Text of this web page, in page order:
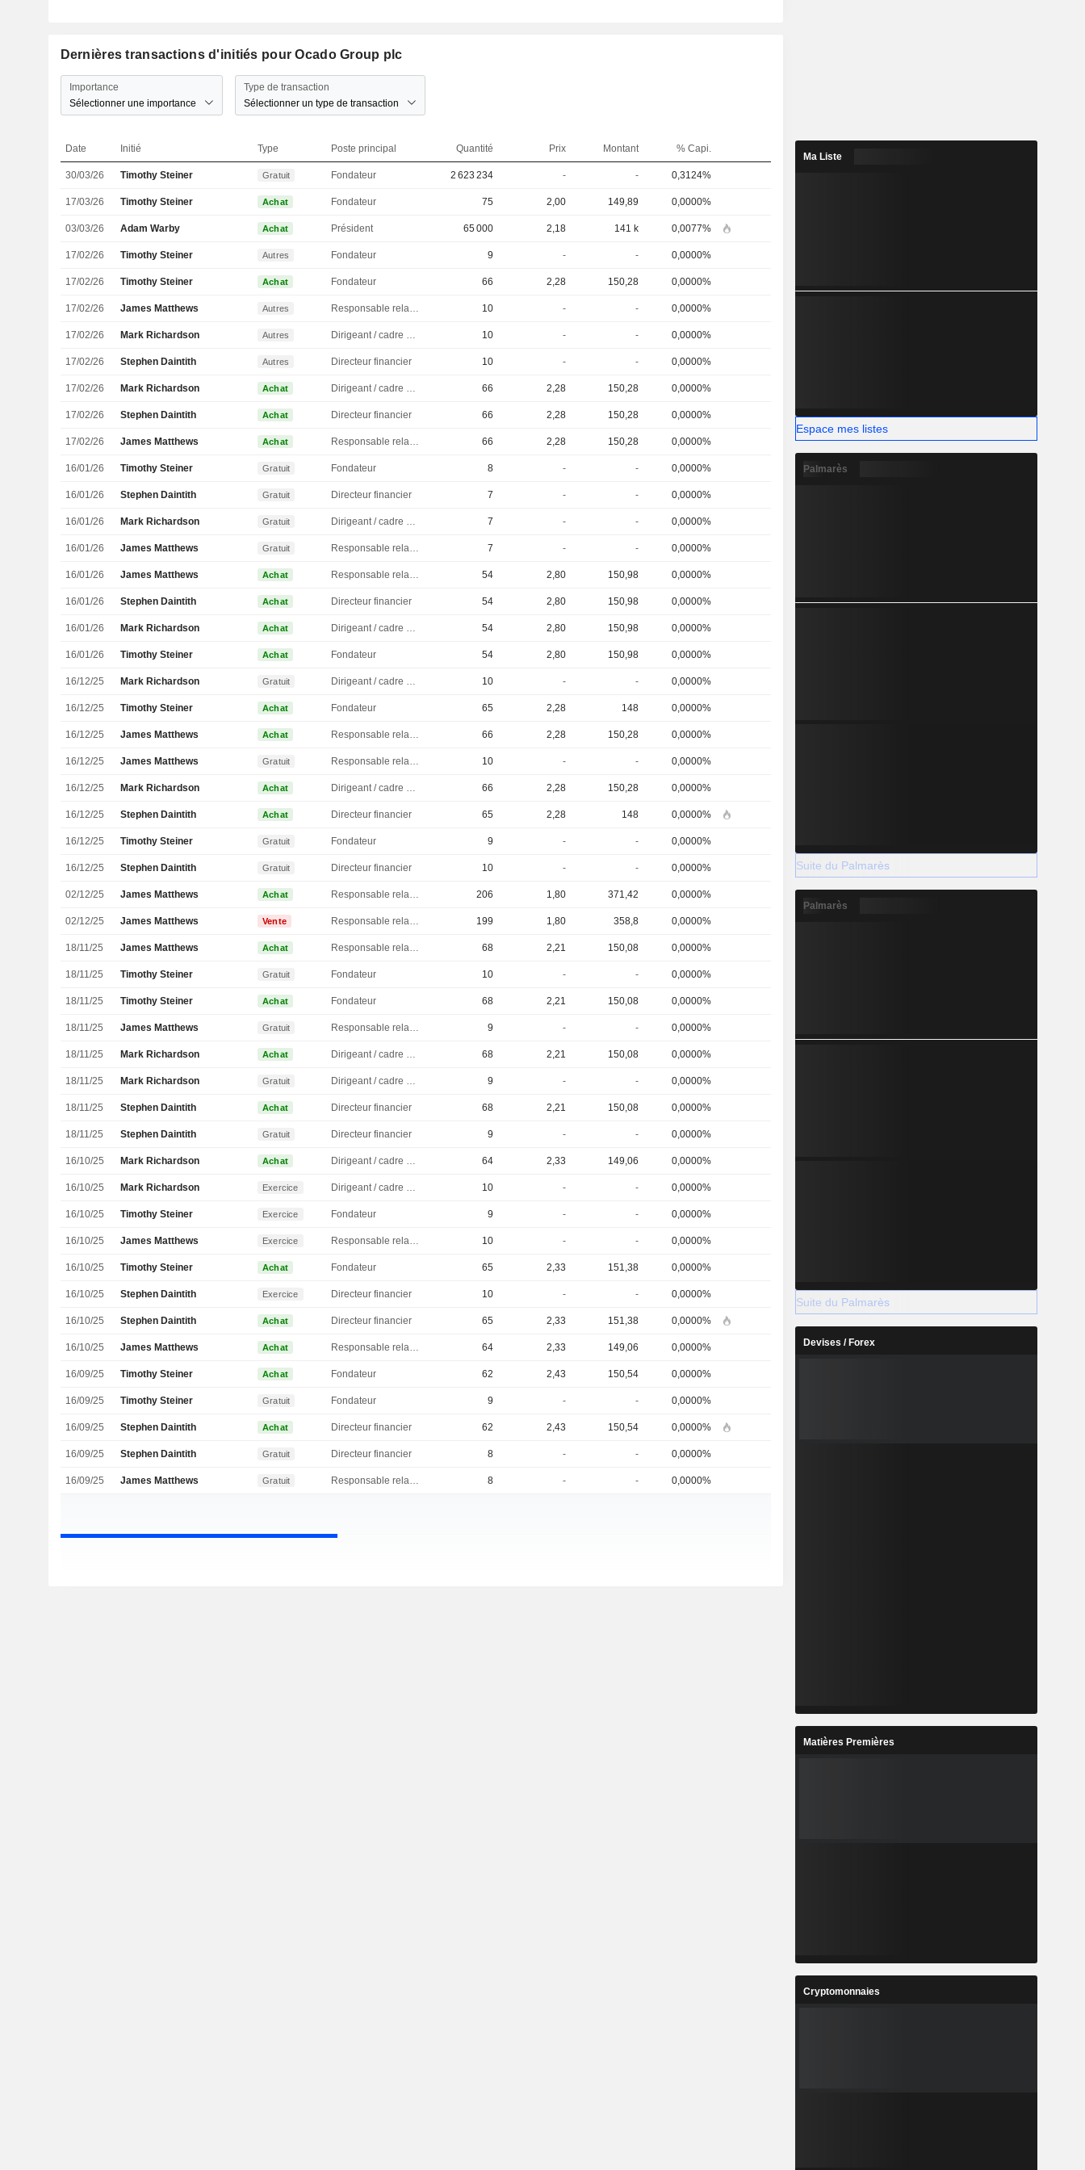
Dernières transactions d'initiés pour Ocado Group plc
Importance
Sélectionner une importance
Type de transaction
Sélectionner un type de transaction
Date Initié Type Poste principal Quantité Prix Montant % Capi.
30/03/26 Timothy Steiner Gratuit Fondateur 2 623 234 - - 0,3124%
17/03/26 Timothy Steiner Achat Fondateur 75 2,00 149,89 0,0000%
03/03/26 Adam Warby Achat Président 65 000 2,18 141 k 0,0077%
17/02/26 Timothy Steiner Autres Fondateur 9 - - 0,0000%
17/02/26 Timothy Steiner Achat Fondateur 66 2,28 150,28 0,0000%
17/02/26 James Matthews Autres Responsable relations investisseurs 10 - - 0,0000%
17/02/26 Mark Richardson Autres Dirigeant / cadre principal 10 - - 0,0000%
17/02/26 Stephen Daintith Autres Directeur financier 10 - - 0,0000%
17/02/26 Mark Richardson Achat Dirigeant / cadre principal 66 2,28 150,28 0,0000%
17/02/26 Stephen Daintith Achat Directeur financier 66 2,28 150,28 0,0000%
17/02/26 James Matthews Achat Responsable relations investisseurs 66 2,28 150,28 0,0000%
16/01/26 Timothy Steiner Gratuit Fondateur 8 - - 0,0000%
16/01/26 Stephen Daintith Gratuit Directeur financier 7 - - 0,0000%
16/01/26 Mark Richardson Gratuit Dirigeant / cadre principal 7 - - 0,0000%
16/01/26 James Matthews Gratuit Responsable relations investisseurs 7 - - 0,0000%
16/01/26 James Matthews Achat Responsable relations investisseurs 54 2,80 150,98 0,0000%
16/01/26 Stephen Daintith Achat Directeur financier 54 2,80 150,98 0,0000%
16/01/26 Mark Richardson Achat Dirigeant / cadre principal 54 2,80 150,98 0,0000%
16/01/26 Timothy Steiner Achat Fondateur 54 2,80 150,98 0,0000%
16/12/25 Mark Richardson Gratuit Dirigeant / cadre principal 10 - - 0,0000%
16/12/25 Timothy Steiner Achat Fondateur 65 2,28 148 0,0000%
16/12/25 James Matthews Achat Responsable relations investisseurs 66 2,28 150,28 0,0000%
16/12/25 James Matthews Gratuit Responsable relations investisseurs 10 - - 0,0000%
16/12/25 Mark Richardson Achat Dirigeant / cadre principal 66 2,28 150,28 0,0000%
16/12/25 Stephen Daintith Achat Directeur financier 65 2,28 148 0,0000%
16/12/25 Timothy Steiner Gratuit Fondateur 9 - - 0,0000%
16/12/25 Stephen Daintith Gratuit Directeur financier 10 - - 0,0000%
02/12/25 James Matthews Achat Responsable relations investisseurs 206 1,80 371,42 0,0000%
02/12/25 James Matthews Vente Responsable relations investisseurs 199 1,80 358,8 0,0000%
18/11/25 James Matthews Achat Responsable relations investisseurs 68 2,21 150,08 0,0000%
18/11/25 Timothy Steiner Gratuit Fondateur 10 - - 0,0000%
18/11/25 Timothy Steiner Achat Fondateur 68 2,21 150,08 0,0000%
18/11/25 James Matthews Gratuit Responsable relations investisseurs 9 - - 0,0000%
18/11/25 Mark Richardson Achat Dirigeant / cadre principal 68 2,21 150,08 0,0000%
18/11/25 Mark Richardson Gratuit Dirigeant / cadre principal 9 - - 0,0000%
18/11/25 Stephen Daintith Achat Directeur financier 68 2,21 150,08 0,0000%
18/11/25 Stephen Daintith Gratuit Directeur financier 9 - - 0,0000%
16/10/25 Mark Richardson Achat Dirigeant / cadre principal 64 2,33 149,06 0,0000%
16/10/25 Mark Richardson Exercice Dirigeant / cadre principal 10 - - 0,0000%
16/10/25 Timothy Steiner Exercice Fondateur 9 - - 0,0000%
16/10/25 James Matthews Exercice Responsable relations investisseurs 10 - - 0,0000%
16/10/25 Timothy Steiner Achat Fondateur 65 2,33 151,38 0,0000%
16/10/25 Stephen Daintith Exercice Directeur financier 10 - - 0,0000%
16/10/25 Stephen Daintith Achat Directeur financier 65 2,33 151,38 0,0000%
16/10/25 James Matthews Achat Responsable relations investisseurs 64 2,33 149,06 0,0000%
16/09/25 Timothy Steiner Achat Fondateur 62 2,43 150,54 0,0000%
16/09/25 Timothy Steiner Gratuit Fondateur 9 - - 0,0000%
16/09/25 Stephen Daintith Achat Directeur financier 62 2,43 150,54 0,0000%
16/09/25 Stephen Daintith Gratuit Directeur financier 8 - - 0,0000%
16/09/25 James Matthews Gratuit Responsable relations investisseurs 8 - - 0,0000%
Ma Liste
Espace mes listes
Palmarès
Suite du Palmarès
Palmarès
Suite du Palmarès
Devises / Forex
Matières Premières
Cryptomonnaies